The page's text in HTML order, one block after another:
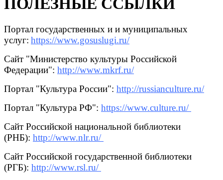
ПОЛЕЗНЫЕ ССЫЛКИ
Портал государственных и и муниципальных
услуг: https://www.gosuslugi.ru/
Сайт "Министерство культуры Российской
Федерации": http://www.mkrf.ru/
Портал "Культура России": http://russianculture.ru/
Портал "Культура РФ": https://www.culture.ru/
Сайт Российской национальной библиотеки
(РНБ): http://www.nlr.ru/
Сайт Российской государственной библиотеки
(РГБ): http://www.rsl.ru/